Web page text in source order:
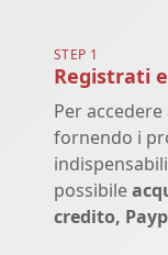
STEP 1
Registrati
Per
fornendo i
possibile
credito,